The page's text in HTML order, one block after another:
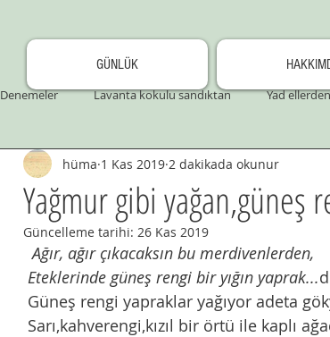
GÜNLÜK
Denemeler Lavanta kokulu sandıktan Yad
Yağmur gibi yağan,güneş
hüma 1 Kas 2019 2 dakikada okunur
Güncelleme tarihi: 26 Kas 2019
Ağır, ağır çıkacaksın bu merdivenlerden,
Eteklerinde güneş rengi bir yığın yaprak...
Güneş rengi yapraklar yağıyor adeta
Sarı,kahverengi,kızıl bir örtü ile kaplı